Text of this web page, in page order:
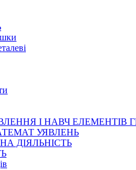
І НАВЧ ЕЛЕМЕНТІВ
УЯВЛЕНЬ
ДІЯЛЬНІСТЬ